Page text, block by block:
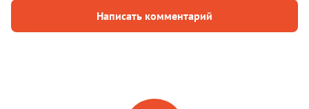
Написать комментарий